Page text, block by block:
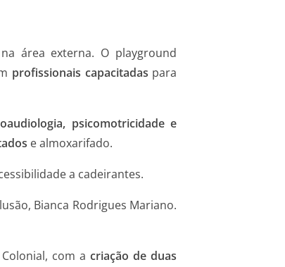
área externa. O playground
profissionais capacitadas para
psicomotricidade e
e almoxarifado.
a cadeirantes.
Bianca Rodrigues Mariano.
com acriação de duas